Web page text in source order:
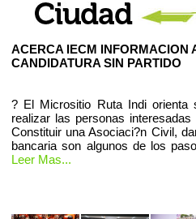
ACERCA IECM INFORMACION
CANDIDATURA SIN PARTIDO
? El Micrositio Ruta Indi orienta
realizar las personas
Constituir una Asociaci?n Civil,
bancaria son algunos de los
Leer Mas...